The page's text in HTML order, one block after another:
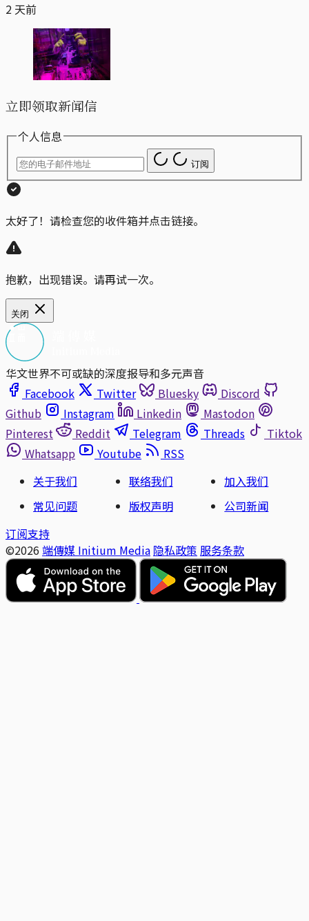
2 天前
立即领取新闻信
个人信息
订阅
太好了！请检查您的收件箱并点击链接。
抱歉，出现错误。请再试一次。
关闭
华文世界不可或缺的深度报导和多元声音
Facebook
Twitter Bluesky
Discord
Github
Instagram Linkedin
Mastodon
Pinterest
Reddit Telegram Threads
Tiktok
Whatsapp
Youtube
RSS
关于我们
联络我们
加入我们
常见问题
版权声明
公司新闻
订阅支持
©2026 端傳媒 Initium Media 隐私政策 服务条款